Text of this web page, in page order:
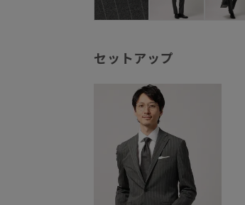
セットアップ